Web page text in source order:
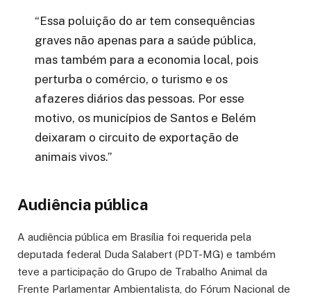
“Essa poluição do ar tem consequências
graves não apenas para a saúde pública,
mas também para a economia local, pois
perturba o comércio, o turismo e os
afazeres diários das pessoas. Por esse
motivo, os municípios de Santos e Belém
deixaram o circuito de exportação de
animais vivos.”
Audiência pública
A audiência pública em Brasília foi requerida pela
deputada federal Duda Salabert (PDT-MG) e também
teve a participação do Grupo de Trabalho Animal da
Frente Parlamentar Ambientalista, do Fórum Nacional de